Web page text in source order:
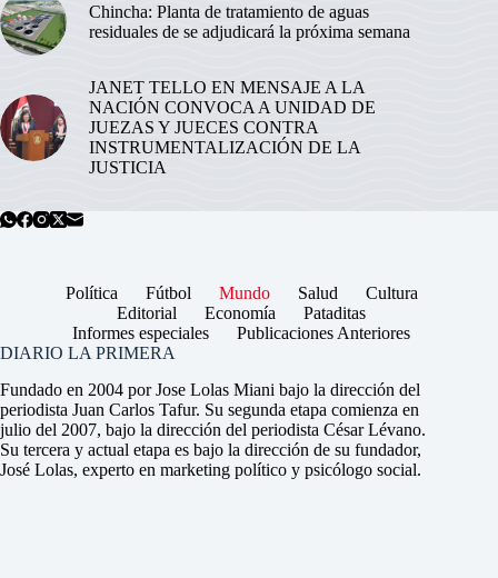
Chincha: Planta de tratamiento de aguas
residuales de se adjudicará la próxima semana
JANET TELLO EN MENSAJE A LA
NACIÓN CONVOCA A UNIDAD DE
JUEZAS Y JUECES CONTRA
INSTRUMENTALIZACIÓN DE LA
JUSTICIA
Política Fútbol Mundo Salud
Cultura
Editorial
Economía
Pataditas
Informes especiales
Publicaciones Anteriores
DIARIO LA PRIMERA
Fundado en 2004 por Jose Lolas Miani bajo la dirección del
periodista Juan Carlos Tafur. Su segunda etapa comienza en
julio del 2007, bajo la dirección del periodista César Lévano.
Su tercera y actual etapa es bajo la dirección de su fundador,
José Lolas, experto en marketing político y psicólogo social.